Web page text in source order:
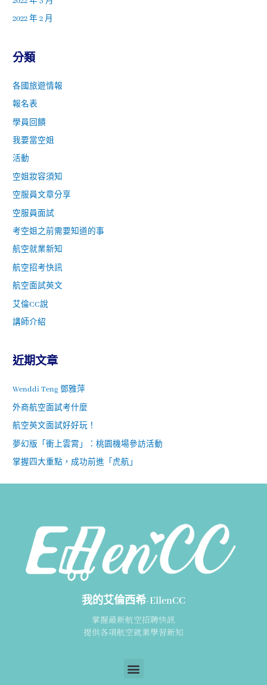
2022 年 2 月
分類
各國旅遊情報
報名表
學員回饋
我要當空姐
活動
空姐妝容須知
空服員文章分享
空服員面試
考空姐之前需要知道的事
航空就業新知
航空招考快訊
航空面試英文
艾倫CC說
講師介紹
近期文章
Wenddi Teng 鄧雅萍
外商航空面試考什麼
航空英文面試好好玩！
夢幻版「衝上雲霄」：桃園機場參訪活動
掌握四大重點，成功前進「虎航」
我的艾倫西希-EllenCC
掌握最新航空招聘快訊
提供各項航空就業學習新知